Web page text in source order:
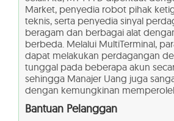
Market, penyedia robot pihak
teknis, serta penyedia sinyal
beragam dan berbagai alat
berbeda. Melalui MultiTerminal,
dapat melakukan perdagangan
tunggal pada beberapa akun
sehingga Manajer Uang juga
dengan kemungkinan
Bantuan Pelanggan